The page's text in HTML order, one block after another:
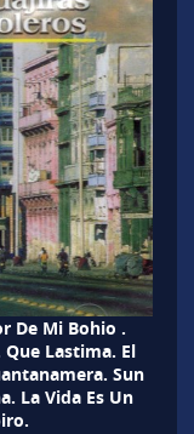
De Mi Bohio .
Que Lastima. El
Sun
La Vida Es Un